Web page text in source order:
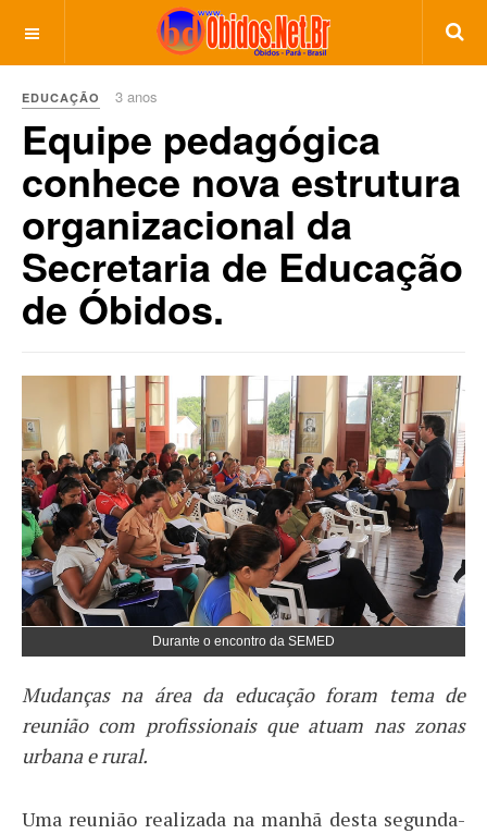
EDUCAÇÃO 3 anos
Equipe pedagógica
conhece nova estrutura
organizacional da
Secretaria de Educação
de Óbidos.
Durante o encontro da SEMED
Mudanças na área da educação foram tema de
reunião com profissionais que atuam nas zonas
urbana e rural.
Uma reunião realizada na manhã desta segunda-